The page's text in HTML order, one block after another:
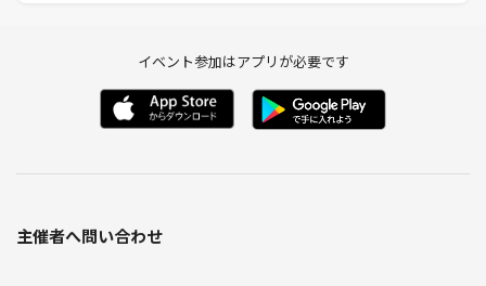
たった3名限定の小さな会だからこそ、
あなたの想いに、丁寧に向き合えます。
イベント参加はアプリが必要です
主催者へ問い合わせ